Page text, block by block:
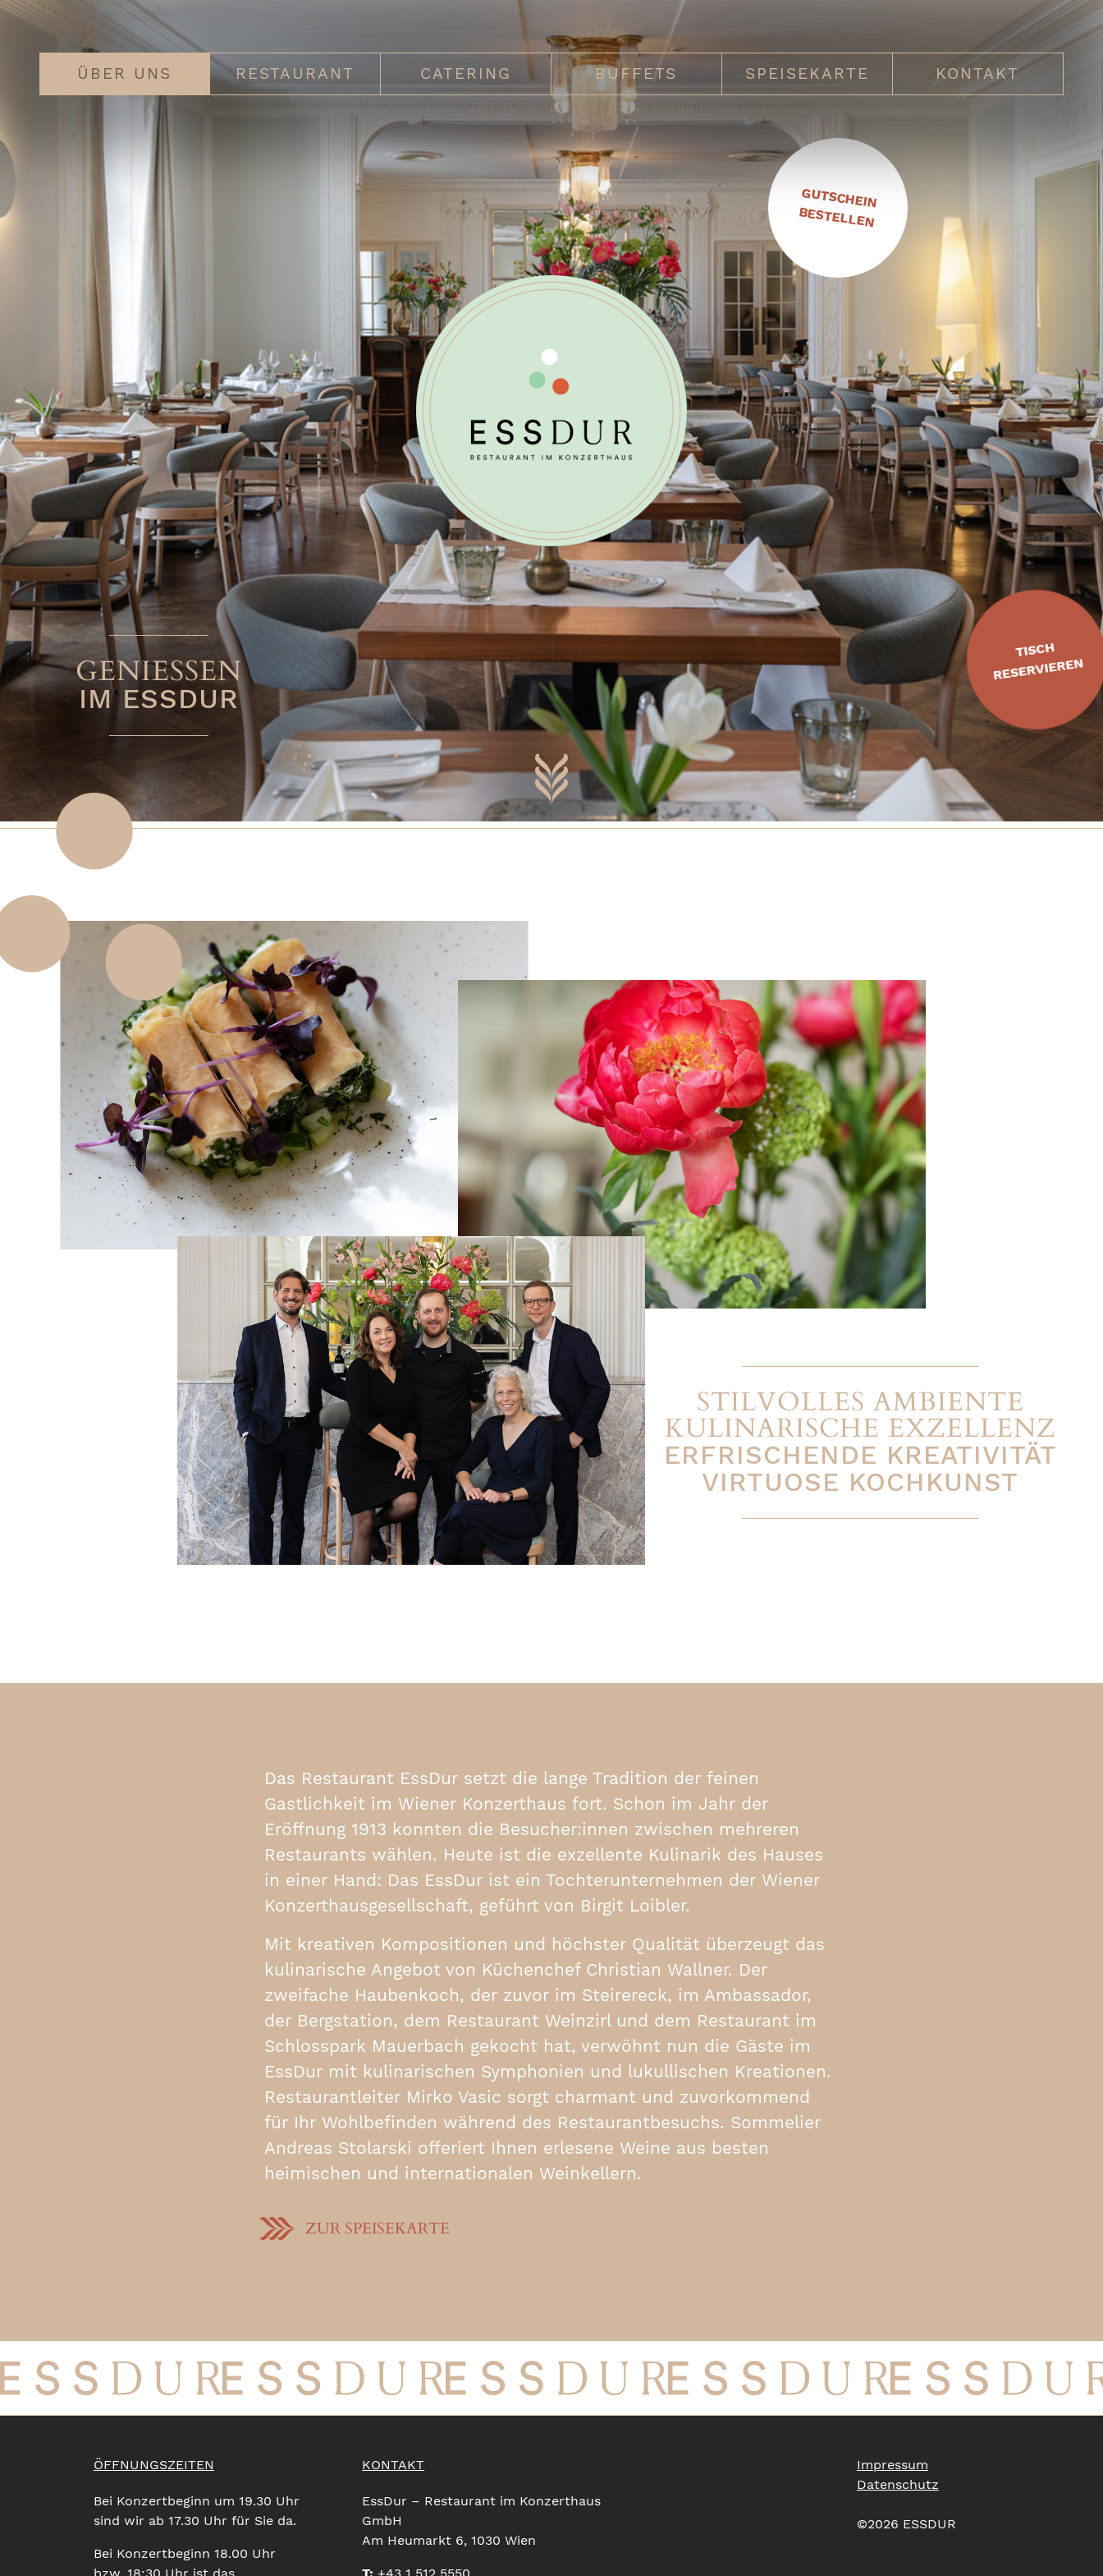
ÜBER UNS RESTAURANT CATERING BUFFETS SPEISEKARTE KONTAKT
GENIESSEN
IM ESSDUR
TISCH
RESERVIEREN
GUTSCHEIN
BESTELLEN
STILVOLLES AMBIENTE
KULINARISCHE EXZELLENZ
ERFRISCHENDE KREATIVITÄT
VIRTUOSE KOCHKUNST
Das Restaurant EssDur setzt die lange Tradition der feinen
Gastlichkeit im Wiener Konzerthaus fort. Schon im Jahr der
Eröffnung 1913 konnten die Besucher:innen zwischen mehreren
Restaurants wählen. Heute ist die exzellente Kulinarik des Hauses
in einer Hand: Das EssDur ist ein Tochterunternehmen der Wiener
Konzerthausgesellschaft, geführt von Birgit Loibler.
Mit kreativen Kompositionen und höchster Qualität überzeugt das
kulinarische Angebot von Küchenchef Christian Wallner. Der
zweifache Haubenkoch, der zuvor im Steirereck, im Ambassador,
der Bergstation, dem Restaurant Weinzirl und dem Restaurant im
Schlosspark Mauerbach gekocht hat, verwöhnt nun die Gäste im
EssDur mit kulinarischen Symphonien und lukullischen Kreationen.
Restaurantleiter Mirko Vasic sorgt charmant und zuvorkommend
für Ihr Wohlbefinden während des Restaurantbesuchs. Sommelier
Andreas Stolarski offeriert Ihnen erlesene Weine aus besten
heimischen und internationalen Weinkellern.
ZUR SPEISEKARTE
ÖFFNUNGSZEITEN
Bei Konzertbeginn um 19.30 Uhr
sind wir ab 17.30 Uhr für Sie da.
Bei Konzertbeginn 18.00 Uhr
KONTAKT
EssDur – Restaurant im Konzerthaus
GmbH
Am Heumarkt 6, 1030 Wien
Impressum
Datenschutz
©2026 ESSDUR